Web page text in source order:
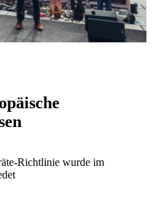
Richtlinie wurde im